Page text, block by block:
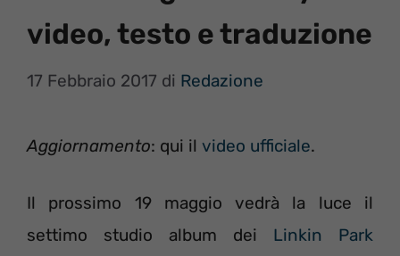
video, testo e traduzione
17 Febbraio 2017 di Redazione
Aggiornamento: qui il video ufficiale.
Il prossimo 19 maggio vedrà la luce il
settimo studio album dei Linkin Park